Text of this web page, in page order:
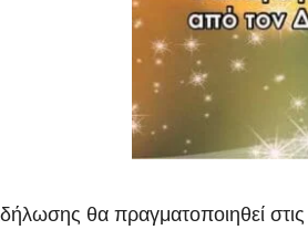
θα πραγματοποιηθεί